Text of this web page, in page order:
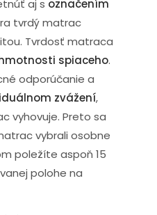
aj s označením
tvrdý matrac
Tvrdosť matraca
spiaceho.
odporúčanie a
zvážení,
vyhovuje. Preto sa
vybrali osobne
poležíte aspoň 15
polohe na